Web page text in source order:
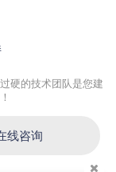
硬的技术团队是您建
线咨询